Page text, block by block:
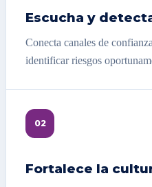
Escucha y
Conecta canales de
identificar riesgos
02
Fortalece la